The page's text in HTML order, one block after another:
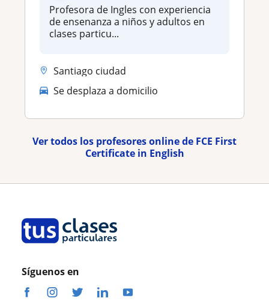
Profesora de Ingles con experiencia
de ensenanza a niños y adultos en
clases particu...
Santiago ciudad
Se desplaza a domicilio
Ver todos los profesores online de FCE First
Certificate in English
Síguenos en